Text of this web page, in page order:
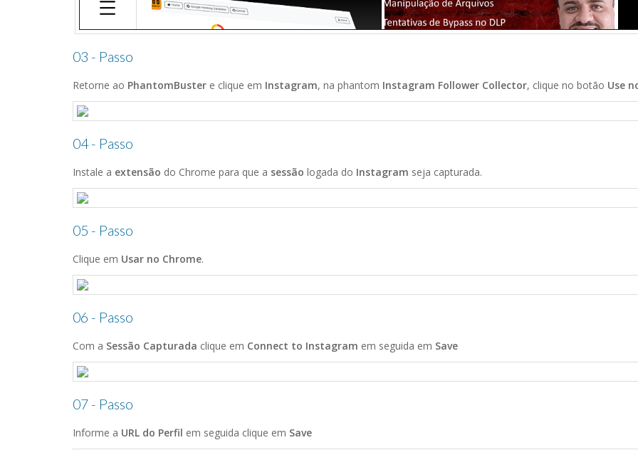
03 - Passo
Retorne ao PhantomBuster e clique em Instagram, na phantom Instagram Follower Collector, clique no botão Use
04 - Passo
Instale a extensão do Chrome para que a sessão logada do Instagram seja capturada.
05 - Passo
Clique em Usar no Chrome.
06 - Passo
Com a Sessão Capturada clique em Connect to Instagram em seguida em Save
07 - Passo
Informe a URL do Perfil em seguida clique em Save